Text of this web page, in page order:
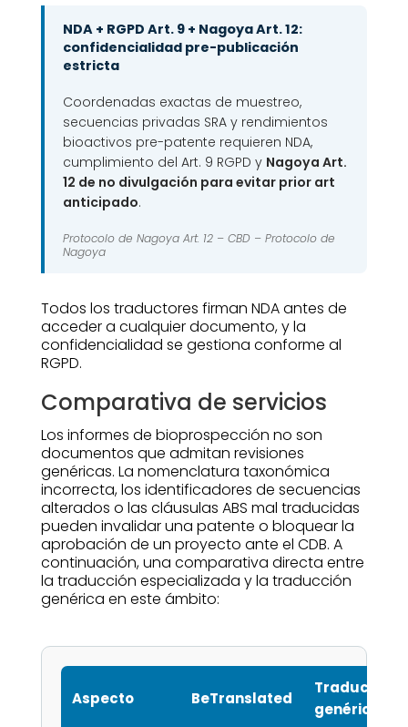
NDA + RGPD Art. 9 + Nagoya Art. 12:
confidencialidad pre-publicación
estricta
Coordenadas exactas de muestreo,
secuencias privadas SRA y rendimientos
bioactivos pre-patente requieren NDA,
cumplimiento del Art. 9 RGPD y Nagoya Art.
12 de no divulgación para evitar prior art
anticipado.
Protocolo de Nagoya Art. 12 – CBD – Protocolo de
Nagoya
Todos los traductores firman NDA antes de
acceder a cualquier documento, y la
confidencialidad se gestiona conforme al
RGPD.
Comparativa de servicios
Los informes de bioprospección no son
documentos que admitan revisiones
genéricas. La nomenclatura taxonómica
incorrecta, los identificadores de secuencias
alterados o las cláusulas ABS mal traducidas
pueden invalidar una patente o bloquear la
aprobación de un proyecto ante el CDB. A
continuación, una comparativa directa entre
la traducción especializada y la traducción
genérica en este ámbito:
Aspecto BeTranslated
Traducción
genérica